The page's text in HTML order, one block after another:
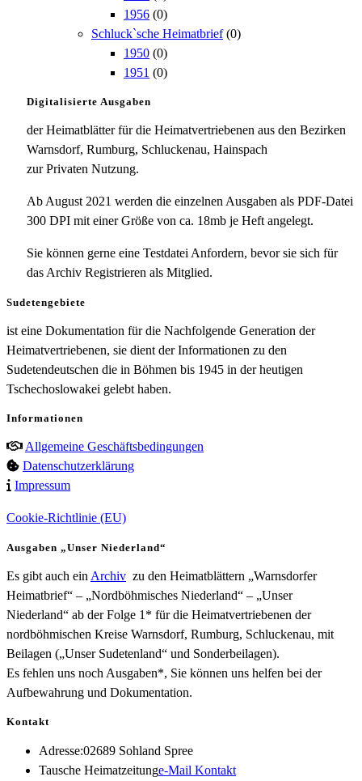
1956 (0)
Schluck`sche Heimatbrief (0)
1950 (0)
1951 (0)
Digitalisierte Ausgaben
der Heimatblätter für die Heimatvertriebenen aus den Bezirken
Warnsdorf, Rumburg, Schluckenau, Hainspach
zur Privaten Nutzung.
Ab August 2021 werden die einzelnen Ausgaben als PDF-Datei
300 DPI mit einer Größe von ca. 18mb je Heft angelegt.
Sie können gerne eine Testdatei Anfordern, bevor sie sich für
das Archiv Registrieren als Mitglied.
Sudetengebiete
ist eine Dokumentation für die Nachfolgende Generation der
Heimatvertriebenen, sie dient der Informationen zu den
Sudetendeutschen die in Böhmen bis 1945 in der heutigen
Tschechoslowakei gelebt haben.
Informationen
Allgemeine Geschäftsbedingungen
Datenschutzerklärung
Impressum
Cookie-Richtlinie (EU)
Ausgaben „Unser Niederland“
Es gibt auch ein Archiv zu den Heimatblättern „Warnsdorfer
Heimatbrief“ – „Nordböhmisches Niederland“ – „Unser
Niederland“ ab der Folge 1* für die Heimatvertriebenen der
nordböhmischen Kreise Warnsdorf, Rumburg, Schluckenau, mit
Beilagen („Unser Sudetenland“ und Sonderbeilagen).
Es fehlen uns noch Ausgaben*, Sie können uns helfen bei der
Aufbewahrung und Dokumentation.
Kontakt
Adresse:02689 Sohland Spree
Tausche Heimatzeitunge-Mail KontaktOpens